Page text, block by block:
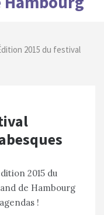
2015 du festival
2015 du
de Hambourg
!